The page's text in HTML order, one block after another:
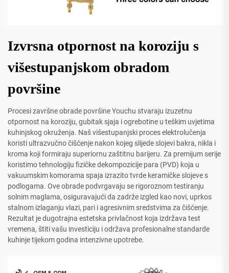
Izvrsna otpornost na koroziju s
višestupanjskom obradom
površine
Procesi završne obrade površine Youchu stvaraju izuzetnu
otpornost na koroziju, gubitak sjaja i ogrebotine u teškim uvjetima
kuhinjskog okruženja. Naš višestupanjski proces elektrolučenja
koristi ultrazvučno čišćenje nakon kojeg slijede slojevi bakra, nikla i
kroma koji formiraju superiornu zaštitnu barijeru. Za premijum serije
koristimo tehnologiju fizičke dekompozicije para (PVD) koja u
vakuumskim komorama spaja izrazito tvrde keramičke slojeve s
podlogama. Ove obrade podvrgavaju se rigoroznom testiranju
solnim maglama, osiguravajući da zadrže izgled kao novi, uprkos
stalnom izlaganju vlazi, pari i agresivnim sredstvima za čišćenje.
Rezultat je dugotrajna estetska privlačnost koja izdržava test
vremena, štiti vašu investiciju i održava profesionalne standarde
kuhinje tijekom godina intenzivne upotrebe.